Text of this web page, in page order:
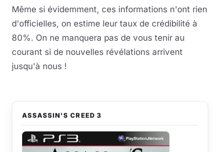
Même si évidemment, ces informations n'ont rien
d'officielles, on estime leur taux de crédibilité à
80%. On ne manquera pas de vous tenir au
courant si de nouvelles révélations arrivent
jusqu'à nous !
ASSASSIN'S CREED 3